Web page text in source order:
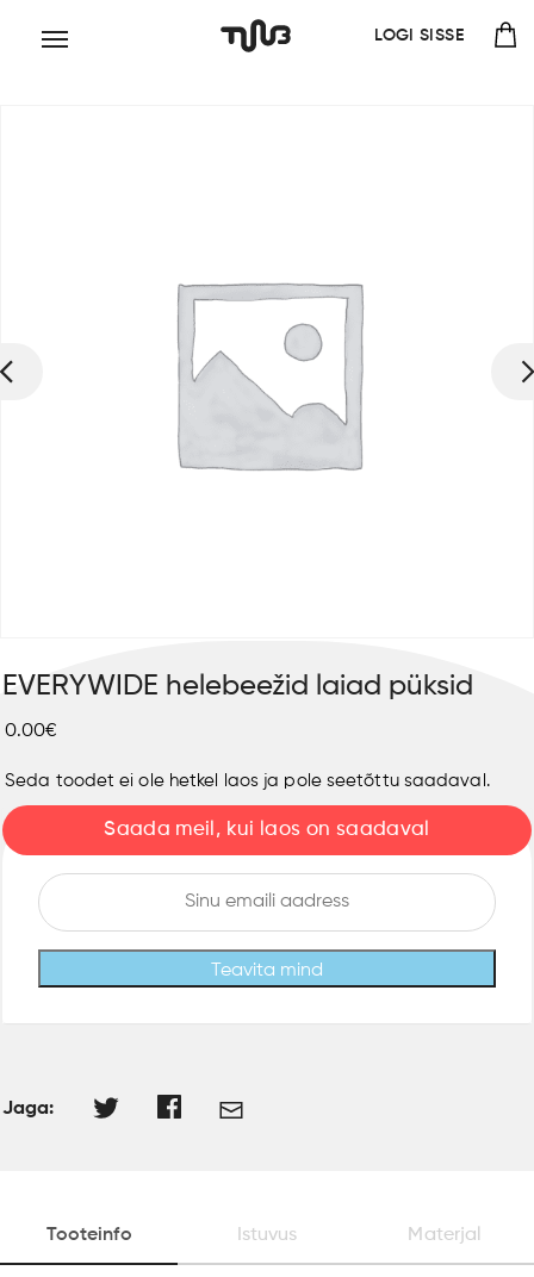
LOGI SISSE
EVERYWIDE helebeežid laiad püksid
0.00€
Seda toodet ei ole hetkel laos ja pole seetõttu saadaval.
Saada meil, kui laos on saadaval
Teavita mind
Jaga:
Tooteinfo Istuvus Materjal